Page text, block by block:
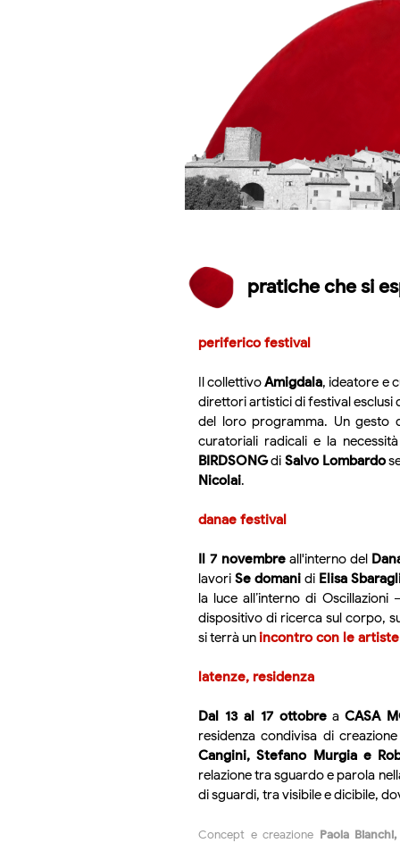
pratiche che si
periferico festival
Il collettivoAmigdala, ideatore e
direttori artistici di festival esclusi
del loro programma. Un gesto
curatoriali radicali e la
BIRDSONGdi Salvo Lombardo
Nicolai.
danae festival
Il 7 novembre all'interno del
lavori Se domani di Elisa
la luce all’interno di
dispositivo di ricerca sul corpo,
si terrà unincontro con le artiste
latenze, residenza
Dal 13 al 17 ottobre aCASA
residenza condivisa di
Cangini, Stefano Murgia e
relazione tra sguardo e parola
di sguardi, tra visibile e dicibile,
Concept e creazione Paola